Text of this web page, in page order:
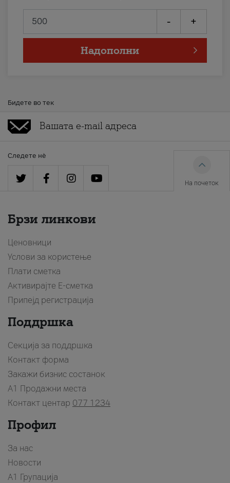
- +
Надополни
Бидете во тек
Следете нè
На почеток
Брзи линкови
Ценовници
Услови за користење
Плати сметка
Активирајте Е-сметка
Припејд регистрација
Поддршка
Секција за поддршка
Контакт форма
Закажи бизнис состанок
A1 Продажни места
Контакт центар 077 1234
Профил
За нас
Новости
А1 Групација